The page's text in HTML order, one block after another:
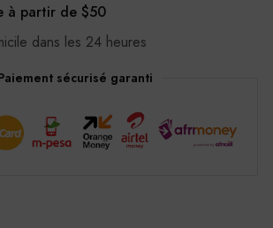
à partir de $50
dans les 24 heures
sécurisé garanti